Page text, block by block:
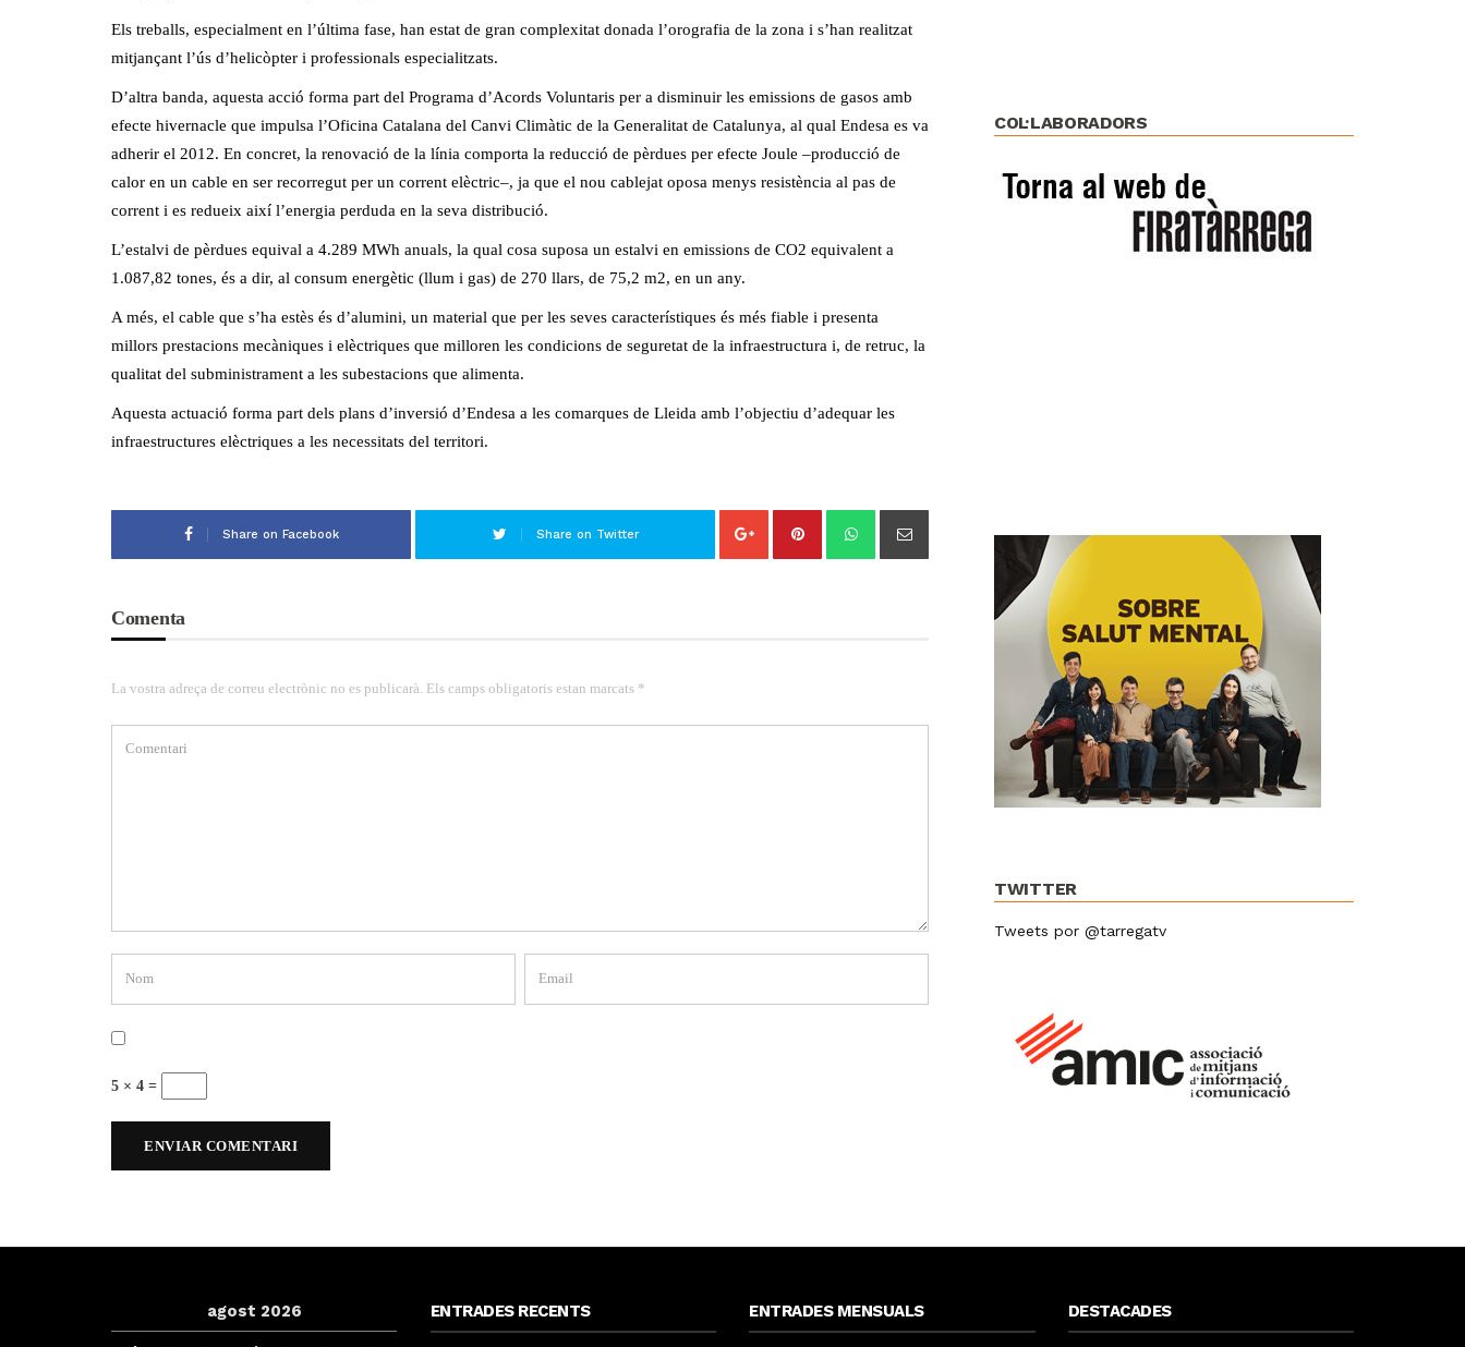
Els treballs, especialment en l’última fase, han estat de gran complexitat donada l’orografia de la zona i s’han realitzat
mitjançant l’ús d’helicòpter i professionals especialitzats.
D’altra banda, aquesta acció forma part del Programa d’Acords Voluntaris per a disminuir les emissions de gasos amb
efecte hivernacle que impulsa l’Oficina Catalana del Canvi Climàtic de la Generalitat de Catalunya, al qual Endesa es va
adherir el 2012. En concret, la renovació de la línia comporta la reducció de pèrdues per efecte Joule –producció de
calor en un cable en ser recorregut per un corrent elèctric–, ja que el nou cablejat oposa menys resistència al pas de
corrent i es redueix així l’energia perduda en la seva distribució.
L’estalvi de pèrdues equival a 4.289 MWh anuals, la qual cosa suposa un estalvi en emissions de CO2 equivalent a
1.087,82 tones, és a dir, al consum energètic (llum i gas) de 270 llars, de 75,2 m2, en un any.
A més, el cable que s’ha estès és d’alumini, un material que per les seves característiques és més fiable i presenta
millors prestacions mecàniques i elèctriques que milloren les condicions de seguretat de la infraestructura i, de retruc, la
qualitat del subministrament a les subestacions que alimenta.
Aquesta actuació forma part dels plans d’inversió d’Endesa a les comarques de Lleida amb l’objectiu d’adequar les
infraestructures elèctriques a les necessitats del territori.
Share on Facebook Share on Twitter
Comenta
La vostra adreça de correu electrònic no es publicarà. Els camps obligatoris estan marcats *
5 × 4 =
COL·LABORADORS
TWITTER
Tweets por @tarregatv
agost 2026 ENTRADES RECENTS ENTRADES MENSUALS DESTACADES